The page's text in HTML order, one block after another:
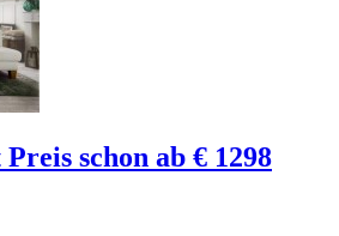
schon ab € 1298